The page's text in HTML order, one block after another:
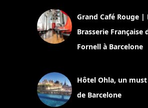
Grand Café Rouge |
Brasserie Française
Fornell à Barcelone
Hôtel Ohla, un
de Barcelone